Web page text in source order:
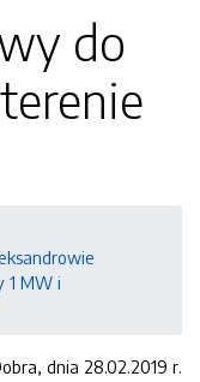
do
1 MW i
dnia 28.02.2019 r.